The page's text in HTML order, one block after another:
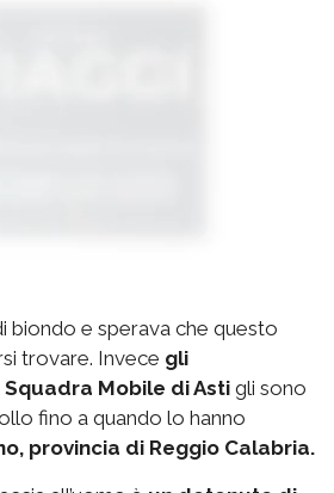
biondo e sperava che questo
trovare. Invece gli
Mobile di Asti gli sono
fino a quando lo hanno
provincia di Reggio Calabria.